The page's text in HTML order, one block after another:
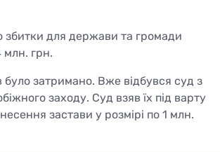
збитки для держави та громади
млн. грн.
було затримано. Вже відбувся суд з
заходу. Суд взяв їх під варту
застави у розмірі по 1 млн.